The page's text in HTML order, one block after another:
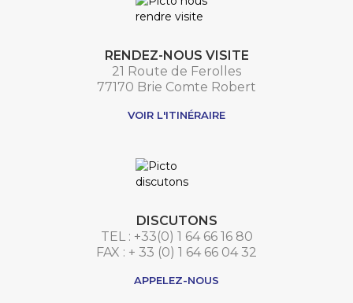
RENDEZ-NOUS VISITE
21 Route de Ferolles
77170 Brie Comte Robert
VOIR L'ITINÉRAIRE
DISCUTONS
TEL : +33(0) 1 64 66 16 80
FAX : + 33 (0) 1 64 66 04 32
APPELEZ-NOUS